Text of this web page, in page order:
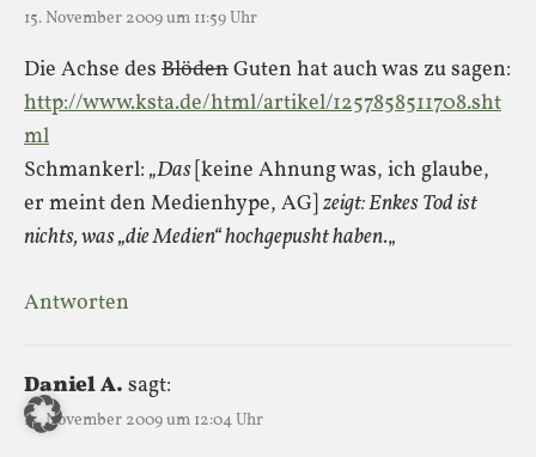
15. November 2009 um 11:59 Uhr
Die Achse des BlödenGuten hat auch was zu sagen:
http://www.ksta.de/html/artikel/1257858511708.sht
ml
Schmankerl: „Das[keine Ahnung was, ich glaube,
er meint den Medienhype, AG] zeigt: Enkes Tod ist
nichts, was „die Medien“ hochgepusht haben.„
Antworten
Daniel A. sagt:
15. November 2009 um 12:04 Uhr